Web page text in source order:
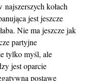
kołach
jest jeszcze
Nie ma jeszcze jak
partyjne
tylko myśl, ale
jest oparcie
postawę